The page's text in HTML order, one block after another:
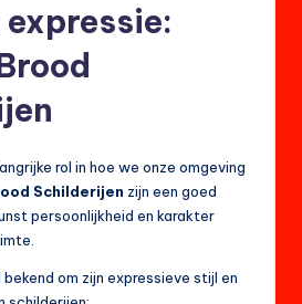
expressie:
rol in hoe we onze omgeving
Schilderijen zijn een goed
persoonlijkheid en karakter
om zijn expressieve stijl en